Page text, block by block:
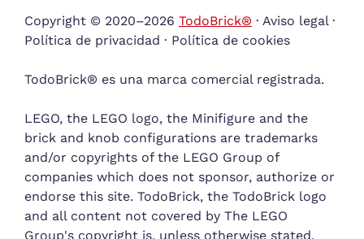
Copyright © 2020–2026 TodoBrick® · Aviso legal ·
Política de privacidad · Política de cookies
TodoBrick® es una marca comercial registrada.
LEGO, the LEGO logo, the Minifigure and the
brick and knob configurations are trademarks
and/or copyrights of the LEGO Group of
companies which does not sponsor, authorize or
endorse this site. TodoBrick, the TodoBrick logo
and all content not covered by The LEGO
Group's copyright is, unless otherwise stated,